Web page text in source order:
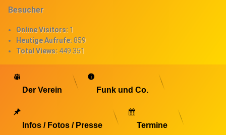
Besucher
Online Visitors: 1
Heutige Aufrufe: 859
Total Views: 449.351
Der Verein Funk und Co.
Infos / Fotos / Presse Termine